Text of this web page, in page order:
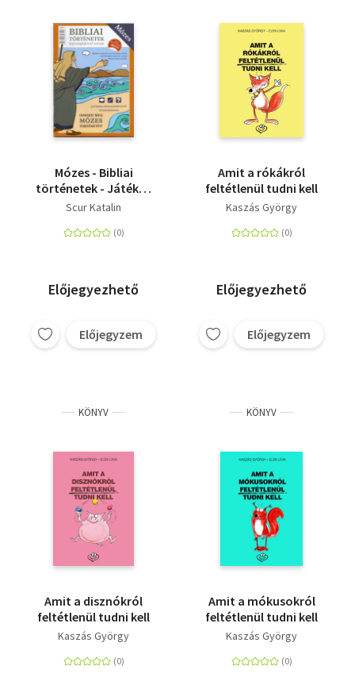
Mózes - Bibliai
történetek - Játékos
foglalkoztató
Scur Katalin
Előjegyezhető
Előjegyzem
Amit a rókákról
feltétlenül tudni kell
Kaszás György
Előjegyezhető
Előjegyzem
KÖNYV
Amit a disznókról
feltétlenül tudni kell
Kaszás György
KÖNYV
Amit a mókusokról
feltétlenül tudni kell
Kaszás György